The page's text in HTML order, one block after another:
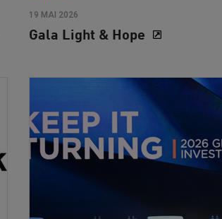
19 MAI 2026
Gala Light & Hope